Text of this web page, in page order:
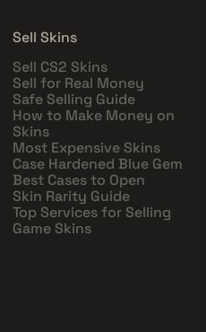
Sell Skins
Sell CS2 Skins
Sell for Real Money
Safe Selling Guide
How to Make Money on
Skins
Most Expensive Skins
Case Hardened Blue Gem
Best Cases to Open
Skin Rarity Guide
Top Services for Selling
Game Skins